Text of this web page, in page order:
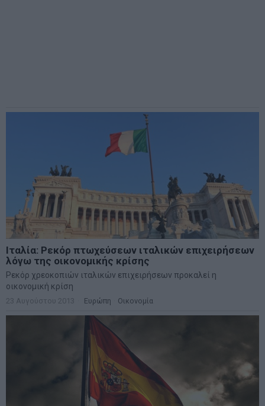
Ιταλία: Ρεκόρ πτωχεύσεων ιταλικών επιχειρήσεων
λόγω της οικονομικής κρίσης
Ρεκόρ χρεοκοπιών ιταλικών επιχειρήσεων προκαλεί η
οικονομική κρίση
23 Αυγούστου 2013 Ευρώπη Οικονομία